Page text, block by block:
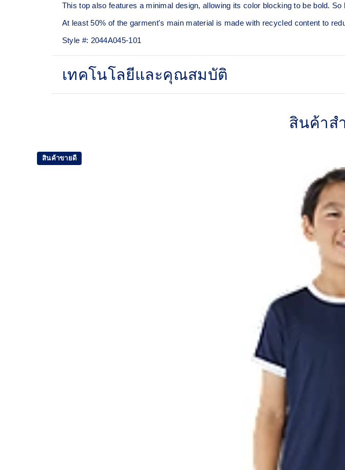
This top also features a minimal design, allowing its color blocking to be bold.
At least 50% of the garment's main material is made with recycled content to
Style #: 2044A045-101
เทคโนโลยีและคุณสมบัติ
At least 50% of the garment's main material is made with recycledสินค้าส
สินค้าขายดี